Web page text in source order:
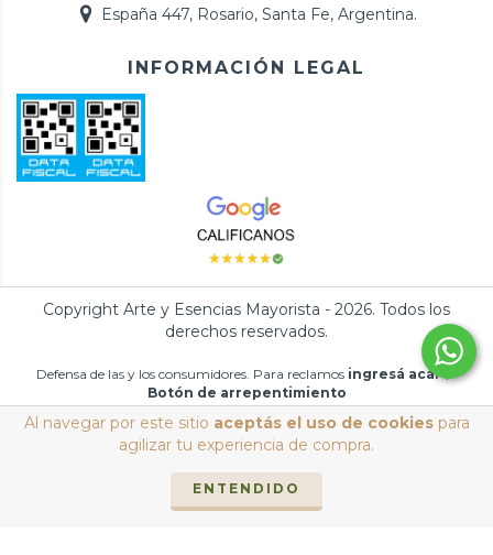
Al navegar por este sitio aceptás el uso de cookiespara
agilizar tu experiencia de compra.
ENTENDIDO
España 447, Rosario, Santa Fe, Argentina.
INFORMACIÓN LEGAL
Copyright Arte y Esencias Mayorista - 2026. Todos los
derechos reservados.
Defensa de las y los consumidores. Para reclamos ingresá acá.
Botón de arrepentimiento